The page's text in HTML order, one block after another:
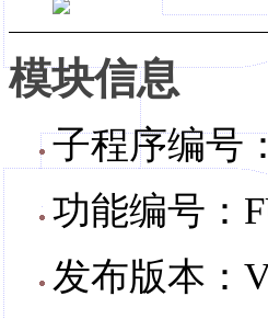
模块信息
子程序编号
功能编号：
发布版本：